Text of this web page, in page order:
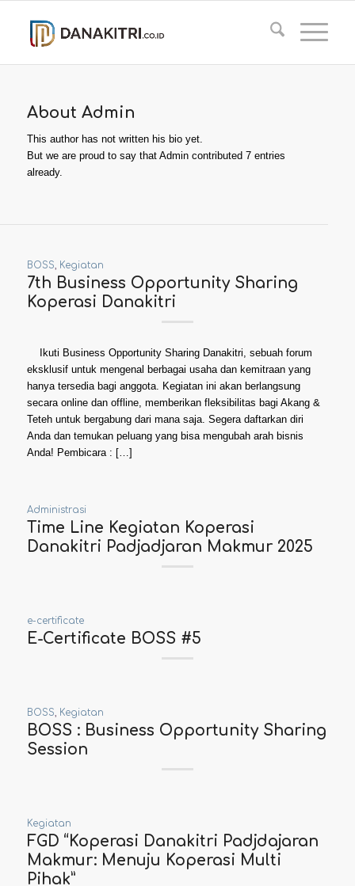
About Admin
This author has not written his bio yet.
But we are proud to say that Admincontributed 7 entries
already.
BOSS, Kegiatan
7th Business Opportunity Sharing
Koperasi Danakitri
Ikuti Business Opportunity Sharing Danakitri, sebuah forum
eksklusif untuk mengenal berbagai usaha dan kemitraan yang
hanya tersedia bagi anggota. Kegiatan ini akan berlangsung
secara online dan offline, memberikan fleksibilitas bagi Akang &
Teteh untuk bergabung dari mana saja. Segera daftarkan diri
Anda dan temukan peluang yang bisa mengubah arah bisnis
Anda! Pembicara : […]
Administrasi
Time Line Kegiatan Koperasi
Danakitri Padjadjaran Makmur 2025
e-certificate
E-Certificate BOSS #5
BOSS, Kegiatan
BOSS : Business Opportunity Sharing
Session
Kegiatan
FGD “Koperasi Danakitri Padjdajaran
Makmur: Menuju Koperasi Multi
Pihak”